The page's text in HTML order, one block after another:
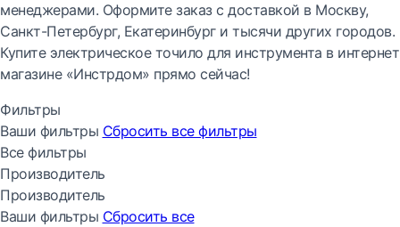
менеджерами. Оформите заказ с доставкой в Москву,
Санкт-Петербург, Екатеринбург и тысячи других городов.
Купите электрическое точило для инструмента в интернет
магазине «Инстрдом» прямо сейчас!
Фильтры
Ваши фильтры Сбросить все фильтры
Все фильтры
Производитель
Производитель
Ваши фильтры Сбросить все